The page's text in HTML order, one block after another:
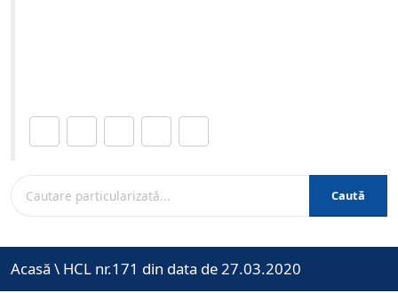
Caută
Acasă \ HCL nr.171 din data de 27.03.2020